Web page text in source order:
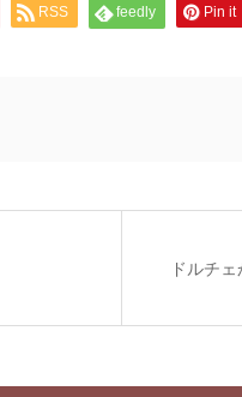
RSS feedly Pin it
ドルチ